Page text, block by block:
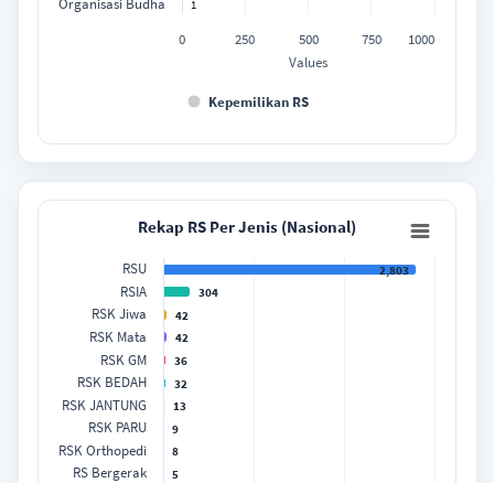
Values
1
Kepemilikan RS
0 1000
250 500 750
End of interactive chart.
Rekap RS Per Jenis (Nasional)
View as data table, Rekap RS Per Jenis (Nasional)
The chart has 1 X axis displaying categories.
The chart has 1 Y axis displaying Values. Data ranges from 1
Rekap RS Per Jenis (Nasional)
2,803
304
42
42
36
32
13
9
8
5
RSU
RSIA
RSK Jiwa
RSK Mata
RSK GM
RSK BEDAH
RSK JANTUNG
RSK PARU
RSK Orthopedi
RS Bergerak